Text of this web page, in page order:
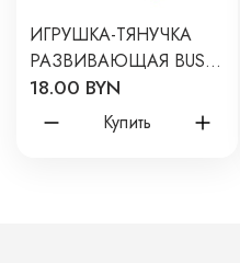
ИГРУШКА-ТЯНУЧКА
РАЗВИВАЮЩАЯ BUSY
DINO ЦВЕТ: ГОЛУБАЯ
RMON-004-B
18.00 BYN
Купить